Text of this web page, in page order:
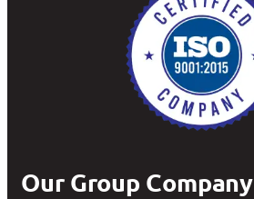
Our Group Company